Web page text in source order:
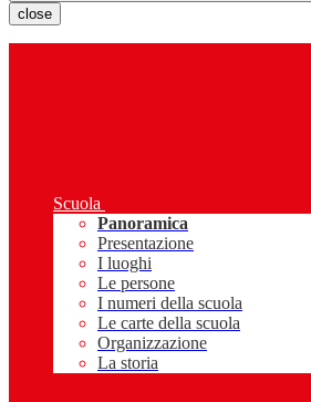
close
Scuola
Panoramica
Presentazione
I luoghi
Le persone
I numeri della scuola
Le carte della scuola
Organizzazione
La storia